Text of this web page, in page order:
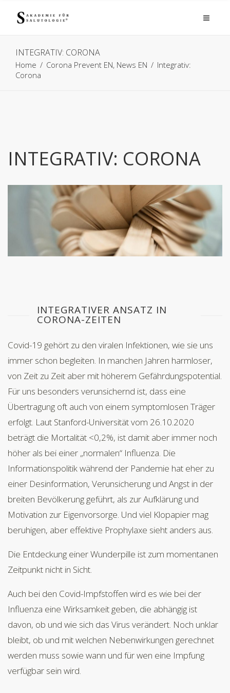
INTEGRATIV: CORONA
Home / Corona Prevent EN, News EN / Integrativ:
Corona
INTEGRATIV: CORONA
INTEGRATIVER ANSATZ IN
CORONA-ZEITEN
Covid-19 gehört zu den viralen Infektionen, wie sie uns
immer schon begleiten. In manchen Jahren harmloser,
von Zeit zu Zeit aber mit höherem Gefährdungspotential.
Für uns besonders verunsichernd ist, dass eine
Übertragung oft auch von einem symptomlosen Träger
erfolgt. Laut Stanford-Universität vom 26.10.2020
beträgt die Mortalität <0,2%, ist damit aber immer noch
höher als bei einer „normalen“ Influenza. Die
Informationspolitik während der Pandemie hat eher zu
einer Desinformation, Verunsicherung und Angst in der
breiten Bevölkerung geführt, als zur Aufklärung und
Motivation zur Eigenvorsorge. Und viel Klopapier mag
beruhigen, aber effektive Prophylaxe sieht anders aus.
Die Entdeckung einer Wunderpille ist zum momentanen
Zeitpunkt nicht in Sicht.
Auch bei den Covid-Impfstoffen wird es wie bei der
Influenza eine Wirksamkeit geben, die abhängig ist
davon, ob und wie sich das Virus verändert. Noch unklar
bleibt, ob und mit welchen Nebenwirkungen gerechnet
werden muss sowie wann und für wen eine Impfung
verfügbar sein wird.